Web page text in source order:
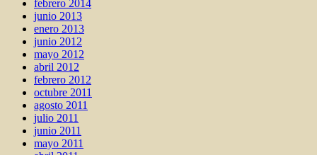
febrero 2014
junio 2013
enero 2013
junio 2012
mayo 2012
abril 2012
febrero 2012
octubre 2011
agosto 2011
julio 2011
junio 2011
mayo 2011